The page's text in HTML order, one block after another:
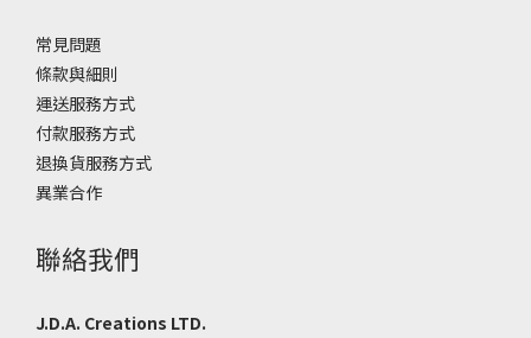
常見問題
條款與細則
運送服務方式
付款服務方式
退換貨服務方式
異業合作
聯絡我們
J.D.A. Creations LTD.